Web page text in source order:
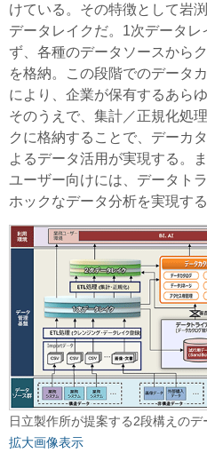
けている。その特徴として岩
データレイクだ。1次データ
ず、各種のデータソースから
を格納。この段階でのデータ
により、企業が保有するあら
そのうえで、集計／正規化処
クに格納することで、デーカ
よるデータ活用が実現する。
ユーザー向けには、データト
ホックなデータ分析を実現する
日立製作所が提案する2段構えのデ
拡大画像表示